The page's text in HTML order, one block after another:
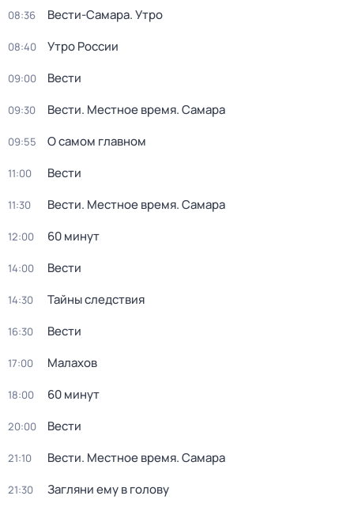
08:36 Вести-Самара. Утро
08:40 Утро России
09:00 Вести
09:30 Вести. Местное время. Самара
09:55 О самом главном
11:00 Вести
11:30 Вести. Местное время. Самара
12:00 60 минут
14:00 Вести
14:30 Тайны следствия
16:30 Вести
17:00 Малахов
18:00 60 минут
20:00 Вести
21:10 Вести. Местное время. Самара
21:30 Загляни ему в голову